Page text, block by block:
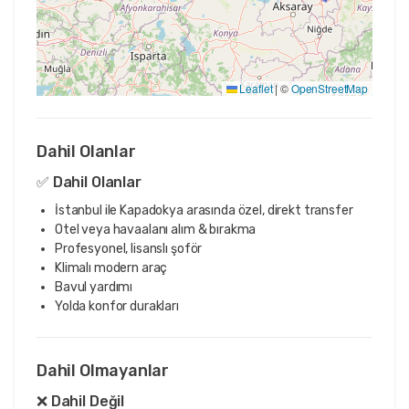
Leaflet |©OpenStreetMap
Dahil Olanlar
✅ Dahil Olanlar
İstanbul ile Kapadokya arasında özel, direkt transfer
Otel veya havaalanı alım & bırakma
Profesyonel, lisanslı şoför
Klimalı modern araç
Bavul yardımı
Yolda konfor durakları
Dahil Olmayanlar
❌ Dahil Değil